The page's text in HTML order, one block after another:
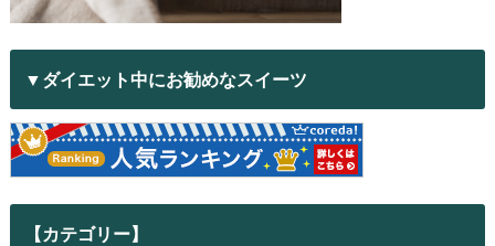
▼ダイエット中にお勧めなスイーツ
【カテゴリー】